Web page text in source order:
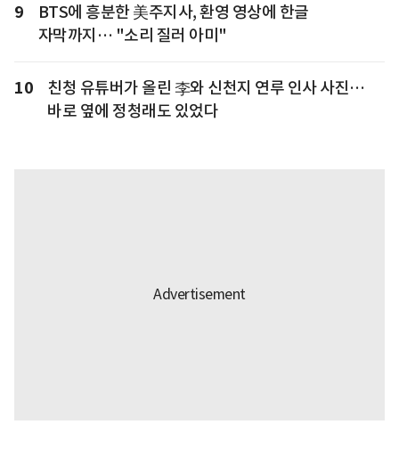
9
BTS에 흥분한 美주지사, 환영 영상에 한글
자막까지… "소리 질러 아미"
10
친청 유튜버가 올린 李와 신천지 연루 인사 사진…
바로 옆에 정청래도 있었다